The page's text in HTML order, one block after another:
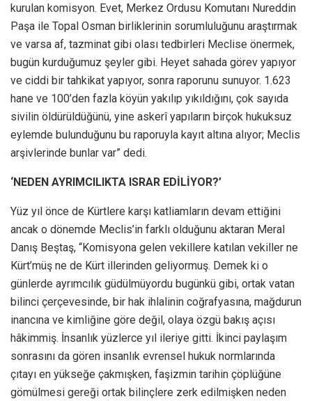
kurulan komisyon. Evet, Merkez Ordusu Komutanı Nureddin
Paşa ile Topal Osman birliklerinin sorumluluğunu araştırmak
ve varsa af, tazminat gibi olası tedbirleri Meclise önermek,
bugün kurduğumuz şeyler gibi. Heyet sahada görev yapıyor
ve ciddi bir tahkikat yapıyor, sonra raporunu sunuyor. 1.623
hane ve 100’den fazla köyün yakılıp yıkıldığını, çok sayıda
sivilin öldürüldüğünü, yine askerî yapıların birçok hukuksuz
eylemde bulunduğunu bu raporuyla kayıt altına alıyor; Meclis
arşivlerinde bunlar var” dedi.
‘NEDEN AYRIMCILIKTA ISRAR EDİLİYOR?’
Yüz yıl önce de Kürtlere karşı katliamların devam ettiğini
ancak o dönemde Meclis’in farklı olduğunu aktaran Meral
Danış Beştaş, “Komisyona gelen vekillere katılan vekiller ne
Kürt’müş ne de Kürt illerinden geliyormuş. Demek ki o
günlerde ayrımcılık güdülmüyordu bugünkü gibi, ortak vatan
bilinci çerçevesinde, bir hak ihlalinin coğrafyasına, mağdurun
inancına ve kimliğine göre değil, olaya özgü bakış açısı
hâkimmiş. İnsanlık yüzlerce yıl ileriye gitti. İkinci paylaşım
sonrasını da gören insanlık evrensel hukuk normlarında
çıtayı en yükseğe çakmışken, faşizmin tarihin çöplüğüne
gömülmesi gereği ortak bilinçlere zerk edilmişken neden